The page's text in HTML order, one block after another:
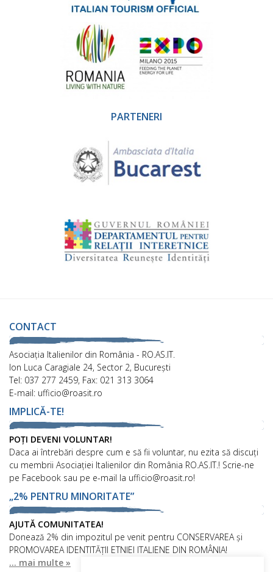
PARTENERI
CONTACT
Asociaţia Italienilor din România - RO.AS.IT.
Ion Luca Caragiale 24, Sector 2, București
Tel: 037 277 2459, Fax: 021 313 3064
E-mail: ufficio@roasit.ro
IMPLICĂ-TE!
POȚI DEVENI VOLUNTAR!
Daca ai întrebări despre cum e să fii voluntar, nu ezita să discuți
cu membrii Asociației Italienilor din România RO.AS.IT.! Scrie-ne
pe Facebook sau pe e-mail la ufficio@roasit.ro!
„2% PENTRU MINORITATE”
AJUTĂ COMUNITATEA!
Donează 2% din impozitul pe venit pentru CONSERVAREA și
PROMOVAREA IDENTITĂȚII ETNIEI ITALIENE DIN ROMÂNIA!
... mai multe »